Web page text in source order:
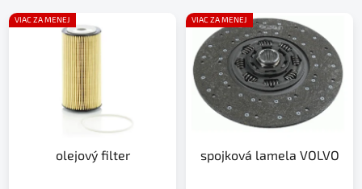
e
V
ý
VIAC ZA MENEJ
olejový filter
VIAC ZA MENEJ
spojková lamela VOLVO